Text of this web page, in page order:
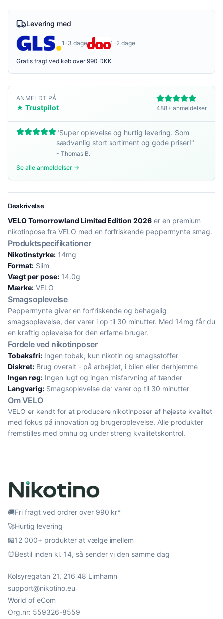
Levering med
1-3 dage 1-2 dage
Gratis fragt ved køb over 990 DKK
ANMELDT PÅ
★ Trustpilot 488+ anmeldelser
"Super oplevelse og hurtig levering. Som
sædvanlig stort sortiment og gode priser!"
- Thomas B.
Se alle anmeldelser →
Beskrivelse
VELO Tomorrowland Limited Edition 2026 er en premium
nikotinpose fra VELO med en forfriskende peppermynte smag.
Produktspecifikationer
Nikotinstyrke: 14mg
Format: Slim
Vægt per pose: 14.0g
Mærke: VELO
Smagsoplevelse
Peppermynte giver en forfriskende og behagelig
smagsoplevelse, der varer i op til 30 minutter. Med 14mg får du
en kraftig oplevelse for den erfarne bruger.
Fordele ved nikotinposer
Tobaksfri: Ingen tobak, kun nikotin og smagsstoffer
Diskret: Brug overalt - på arbejdet, i bilen eller derhjemme
Ingen røg: Ingen lugt og ingen misfarvning af tænder
Langvarig: Smagsoplevelse der varer op til 30 minutter
Om VELO
VELO er kendt for at producere nikotinposer af højeste kvalitet
med fokus på innovation og brugeroplevelse. Alle produkter
fremstilles med omhu og under streng kvalitetskontrol.
🚚Fri fragt ved ordrer over 990 kr*
🚀Hurtig levering
🏪12 000+ produkter at vælge imellem
⏰Bestil inden kl. 14, så sender vi den samme dag
Kolsyregatan 21, 216 48 Limhamn
support@nikotino.eu
World of eCom
Org.nr: 559326-8559